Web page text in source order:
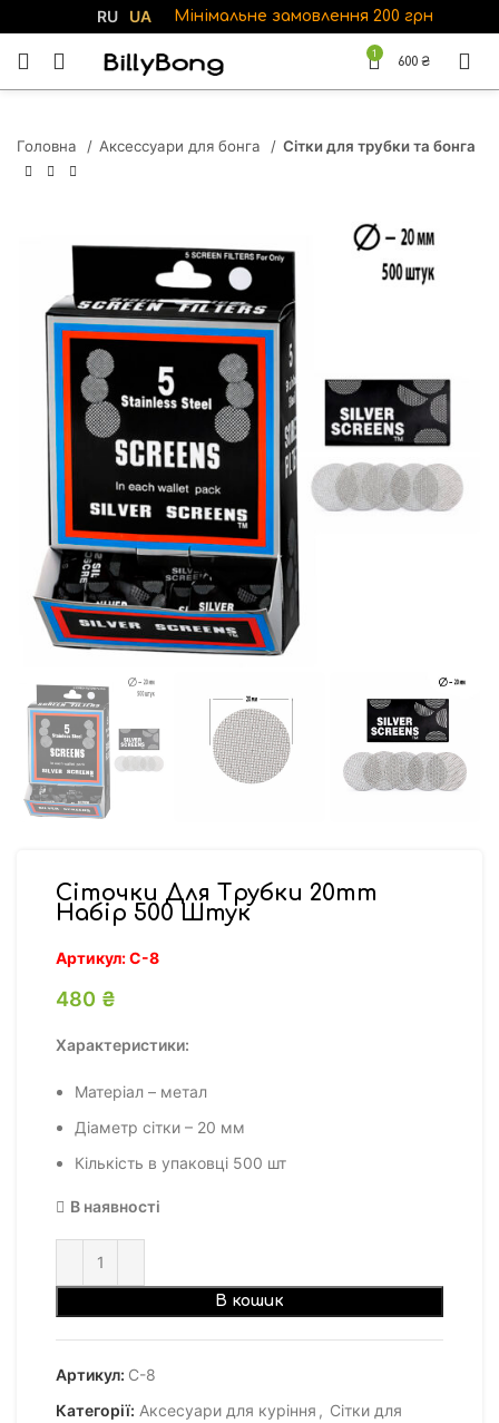
RU UA Мінімальне замовлення 200 грн
1
600 ₴
Головна Аксессуари для бонга Сітки для трубки та бонга
Сіточки Для Трубки 20mm
Набір 500 Штук
Артикул:С-8
480 ₴
Характеристики:
Матеріал – метал
Діаметр сітки – 20 мм
Кількість в упаковці 500 шт
В наявності
В кошик
Артикул: С-8
Категорії: Аксесуари для куріння , Сітки для